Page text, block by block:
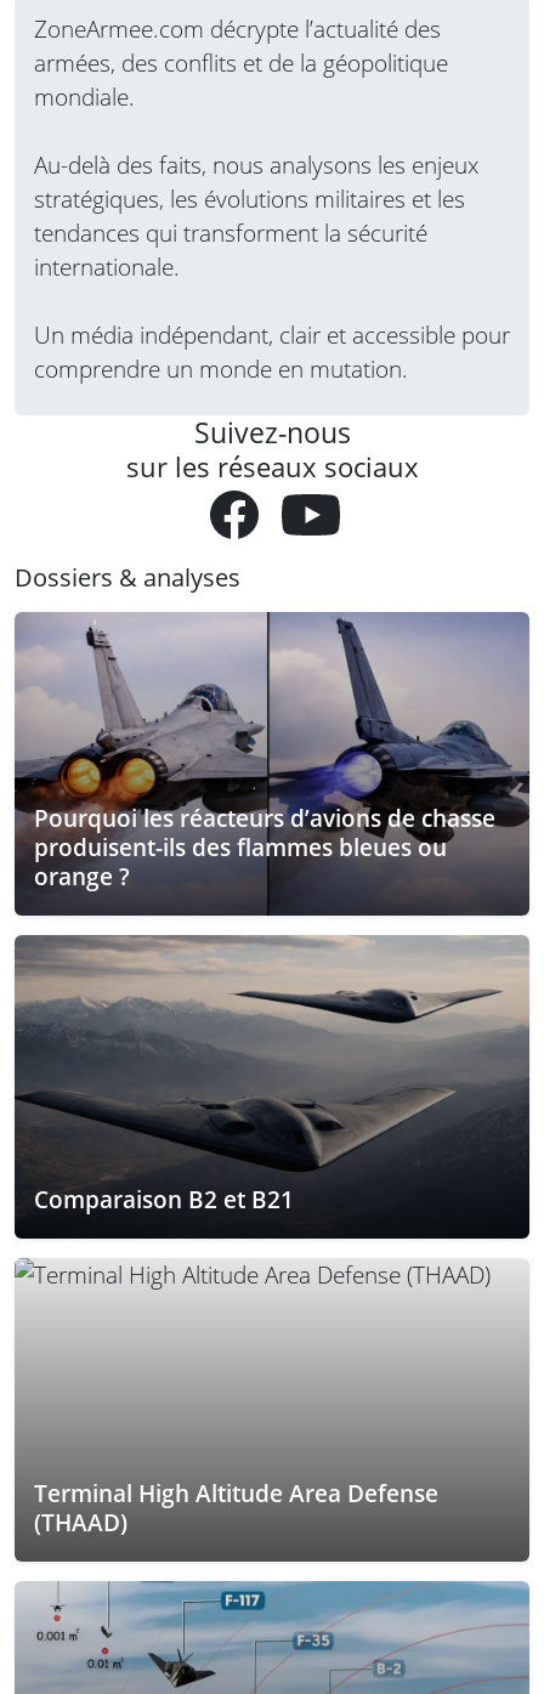
ZoneArmee.com décrypte l’actualité des
armées, des conflits et de la géopolitique
mondiale.
Au-delà des faits, nous analysons les enjeux
stratégiques, les évolutions militaires et les
tendances qui transforment la sécurité
internationale.
Un média indépendant, clair et accessible pour
comprendre un monde en mutation.
Suivez-nous
sur les réseaux sociaux
Dossiers & analyses
Pourquoi les réacteurs d’avions de chasse
produisent-ils des flammes bleues ou
orange ?
Comparaison B2 et B21
Terminal High Altitude Area Defense
(THAAD)